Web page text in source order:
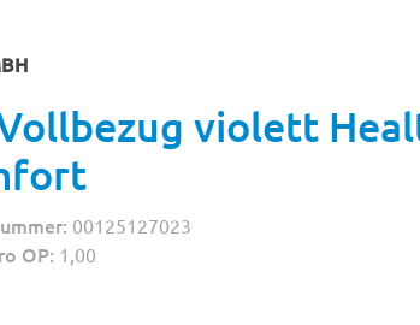
violett
00125127023
OP: 1,00